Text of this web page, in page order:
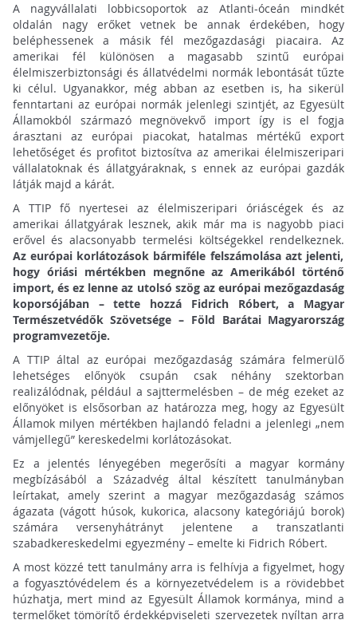
A nagyvállalati lobbicsoportok az Atlanti-óceán mindkét
oldalán nagy erőket vetnek be annak érdekében, hogy
beléphessenek a másik fél mezőgazdasági piacaira. Az
amerikai fél különösen a magasabb szintű európai
élelmiszerbiztonsági és állatvédelmi normák lebontását tűzte
ki célul. Ugyanakkor, még abban az esetben is, ha sikerül
fenntartani az európai normák jelenlegi szintjét, az Egyesült
Államokból származó megnövekvő import így is el fogja
árasztani az európai piacokat, hatalmas mértékű export
lehetőséget és profitot biztosítva az amerikai élelmiszeripari
vállalatoknak és állatgyáraknak, s ennek az európai gazdák
látják majd a kárát.
A TTIP fő nyertesei az élelmiszeripari óriáscégek és az
amerikai állatgyárak lesznek, akik már ma is nagyobb piaci
erővel és alacsonyabb termelési költségekkel rendelkeznek.
Az európai korlátozások bármiféle felszámolása azt jelenti,
hogy óriási mértékben megnőne az Amerikából történő
import, és ez lenne az utolsó szög az európai mezőgazdaság
koporsójában – tette hozzá Fidrich Róbert, a Magyar
Természetvédők Szövetsége – Föld Barátai Magyarország
programvezetője.
A TTIP által az európai mezőgazdaság számára felmerülő
lehetséges előnyök csupán csak néhány szektorban
realizálódnak, például a sajttermelésben – de még ezeket az
előnyöket is elsősorban az határozza meg, hogy az Egyesült
Államok milyen mértékben hajlandó feladni a jelenlegi „nem
vámjellegű” kereskedelmi korlátozásokat.
Ez a jelentés lényegében megerősíti a magyar kormány
megbízásából a Századvég által készített tanulmányban
leírtakat, amely szerint a magyar mezőgazdaság számos
ágazata (vágott húsok, kukorica, alacsony kategóriájú borok)
számára versenyhátrányt jelentene a transzatlanti
szabadkereskedelmi egyezmény – emelte ki Fidrich Róbert.
A most közzé tett tanulmány arra is felhívja a figyelmet, hogy
a fogyasztóvédelem és a környezetvédelem is a rövidebbet
húzhatja, mert mind az Egyesült Államok kormánya, mind a
termelőket tömörítő érdekképviseleti szervezetek nyíltan arra